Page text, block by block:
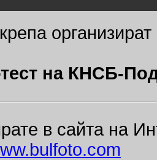
организират
на КНСБ-
в сайта на